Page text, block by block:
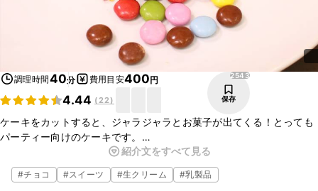
調理時間40分 費用目安400円
4.44 (22)
2543
保存
ケーキをカットすると、ジャラジャラとお菓子が出てくる！とっても
パーティー向けのケーキです。
中に入れるお菓子はお好みで沢山入れると、とても盛り上がります
ね！
お子様はもちろん、大人もとても楽しめるケーキです。
紹介文をすべて見る
#チョコ #スイーツ #生クリーム #乳製品